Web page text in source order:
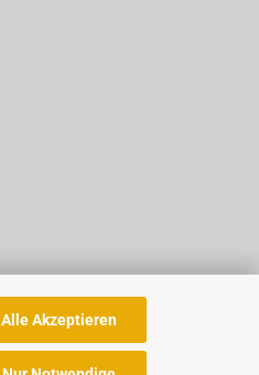
Alle Akzeptieren